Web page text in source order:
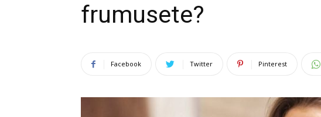
frumusete?
Facebook Twitter Pinterest